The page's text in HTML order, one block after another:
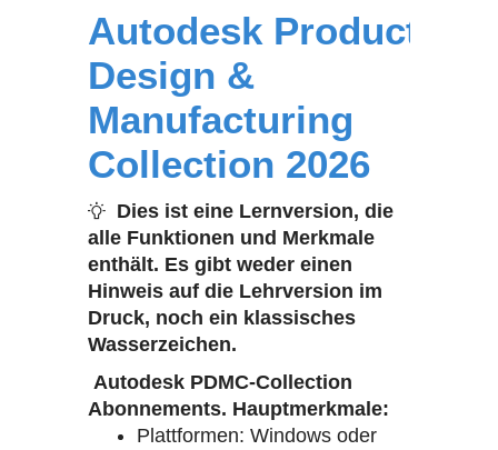
Autodesk Product
Design &
Manufacturing
Collection 2026
Dies ist eine Lernversion, die
alle Funktionen und Merkmale
enthält. Es gibt weder einen
Hinweis auf die Lehrversion im
Druck, noch ein klassisches
Wasserzeichen.
Autodesk PDMC-Collection
Abonnements. Hauptmerkmale:
Plattformen: Windows oder